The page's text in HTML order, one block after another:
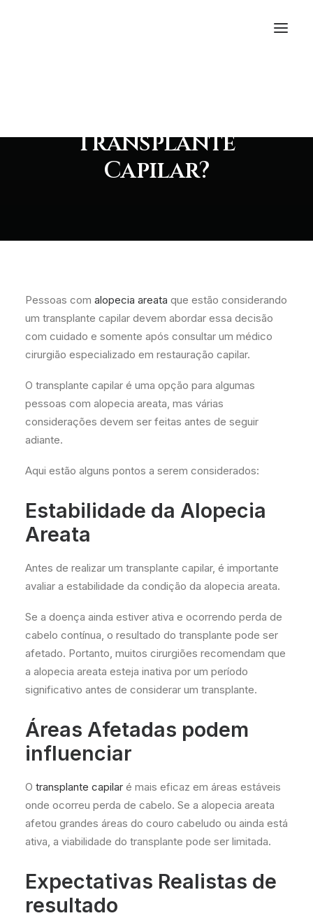
Transplante
Capilar?
Pessoas com alopecia areata que estão considerando
um transplante capilar devem abordar essa decisão
com cuidado e somente após consultar um médico
cirurgião especializado em restauração capilar.
O transplante capilar é uma opção para algumas
pessoas com alopecia areata, mas várias
considerações devem ser feitas antes de seguir
adiante.
Aqui estão alguns pontos a serem considerados:
Estabilidade da Alopecia
Areata
Antes de realizar um transplante capilar, é importante
avaliar a estabilidade da condição da alopecia areata.
Se a doença ainda estiver ativa e ocorrendo perda de
cabelo contínua, o resultado do transplante pode ser
afetado. Portanto, muitos cirurgiões recomendam que
a alopecia areata esteja inativa por um período
significativo antes de considerar um transplante.
Áreas Afetadas podem
influenciar
O transplante capilar é mais eficaz em áreas estáveis
onde ocorreu perda de cabelo. Se a alopecia areata
afetou grandes áreas do couro cabeludo ou ainda está
ativa, a viabilidade do transplante pode ser limitada.
Expectativas Realistas de
resultado